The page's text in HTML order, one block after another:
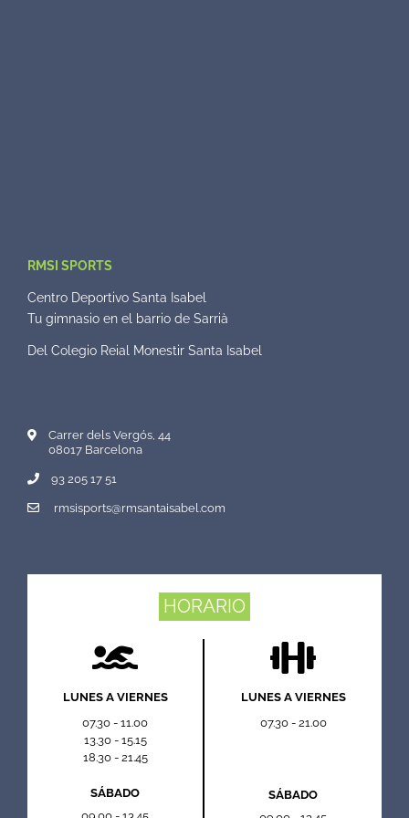
RMSI SPORTS
Centro Deportivo Santa Isabel
Tu gimnasio en el barrio de Sarrià
Del Colegio Reial Monestir Santa Isabel
Carrer dels Vergós, 44
08017 Barcelona
93 205 17 51
rmsisports@rmsantaisabel.com
HORARIO
LUNES A VIERNES
07.30 - 11.00
13.30 - 15.15
18.30 - 21.45
SÁBADO
LUNES A VIERNES
07.30 - 21.00
SÁBADO